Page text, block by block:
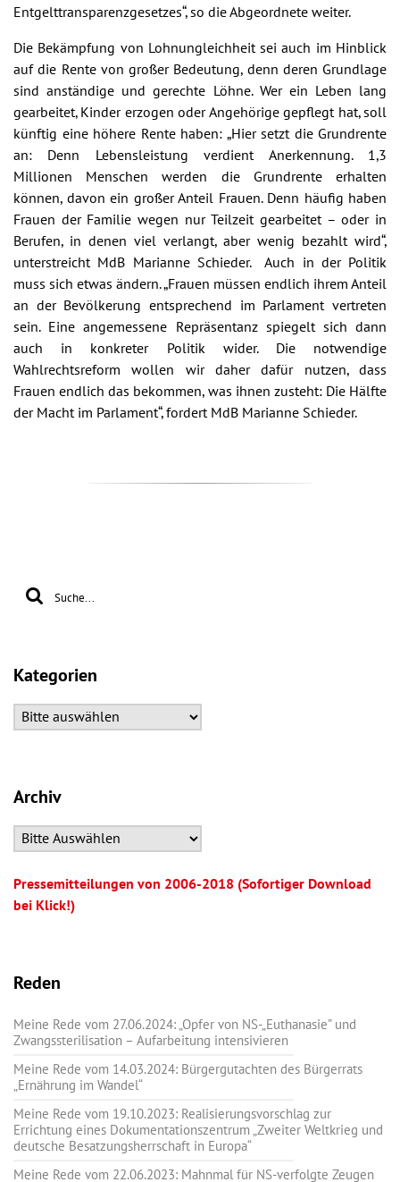
Entgelttransparenzgesetzes“, so die Abgeordnete weiter.
Die Bekämpfung von Lohnungleichheit sei auch im Hinblick
auf die Rente von großer Bedeutung, denn deren Grundlage
sind anständige und gerechte Löhne. Wer ein Leben lang
gearbeitet, Kinder erzogen oder Angehörige gepflegt hat, soll
künftig eine höhere Rente haben: „Hier setzt die Grundrente
an: Denn Lebensleistung verdient Anerkennung. 1,3
Millionen Menschen werden die Grundrente erhalten
können, davon ein großer Anteil Frauen. Denn häufig haben
Frauen der Familie wegen nur Teilzeit gearbeitet – oder in
Berufen, in denen viel verlangt, aber wenig bezahlt wird“,
unterstreicht MdB Marianne Schieder. Auch in der Politik
muss sich etwas ändern. „Frauen müssen endlich ihrem Anteil
an der Bevölkerung entsprechend im Parlament vertreten
sein. Eine angemessene Repräsentanz spiegelt sich dann
auch in konkreter Politik wider. Die notwendige
Wahlrechtsreform wollen wir daher dafür nutzen, dass
Frauen endlich das bekommen, was ihnen zusteht: Die Hälfte
der Macht im Parlament“, fordert MdB Marianne Schieder.
Kategorien
Archiv
Pressemitteilungen von 2006-2018 (Sofortiger Download
bei Klick!)
Reden
Meine Rede vom 27.06.2024: „Opfer von NS-„Euthanasie” und
Zwangssterilisation – Aufarbeitung intensivieren
Meine Rede vom 14.03.2024: Bürgergutachten des Bürgerrats
„Ernährung im Wandel“
Meine Rede vom 19.10.2023: Realisierungsvorschlag zur
Errichtung eines Dokumentationszentrum „Zweiter Weltkrieg und
deutsche Besatzungsherrschaft in Europa“
Meine Rede vom 22.06.2023: Mahnmal für NS-verfolgte Zeugen